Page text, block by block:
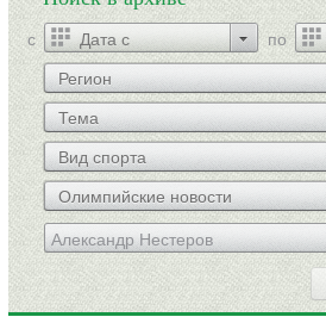
c по
Регион
Тема
Вид спорта
Олимпийские новости